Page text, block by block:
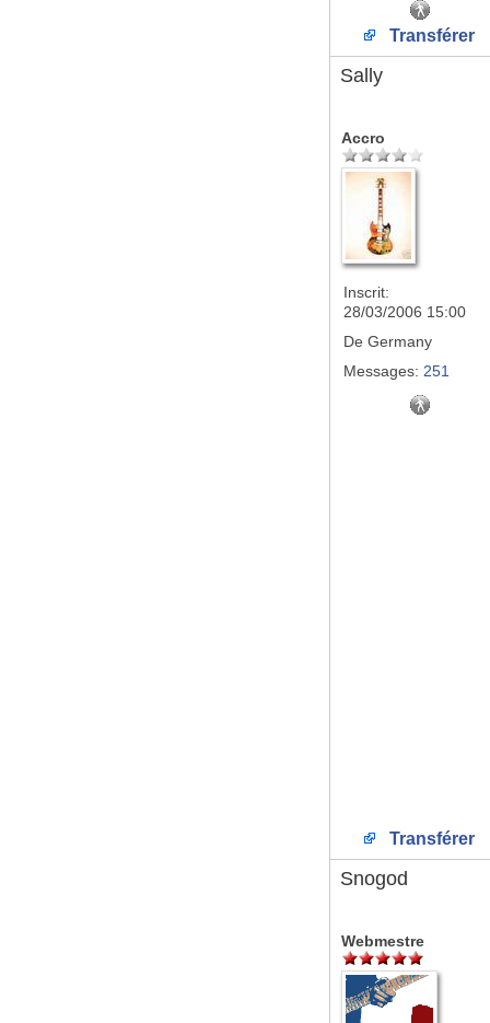
Transférer
Sally
Accro
Inscrit:
28/03/2006 15:00
De Germany
Messages: 251
Transférer
Snogod
Webmestre